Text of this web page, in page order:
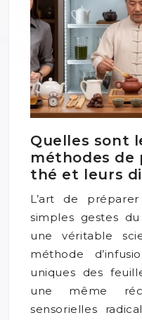
Quelles sont
méthodes de
thé et leurs
L’art de
simples gestes
une véritable
méthode
uniques des
une même
sensorielles